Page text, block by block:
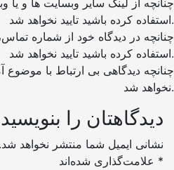
استفاده کرده باشید تایید نخواهد شد.
استفاده کرده باشید تایید نخواهد شد.
چنانچه دیدگاهی بی ارتباط با
نخواهد شد.
دیدگاهتان را بنویسید
نشانی ایمیل شما منتشر نخواهد شد.
*